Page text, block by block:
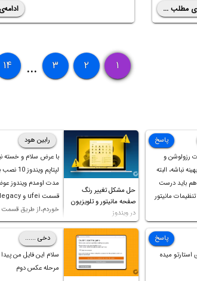
مطلب ...
۱ ۲ ۳ ... ۱۴
رزولوشن و
نباشه، البته
هم باید درست
مانیتور
پاسخ
حل مشکل تغییر رنگ
صفحه مانیتور و تلویزیون
در ویندوز
رابین هود
با عرض سلام و خسته
لپتاپم
مدت اومدم ویندوز
خوردم،از طریق قسمت
پورت هندزفری ،بوت
خوشبختانه ویندوز
کردم،اما متاسفانه
درایورهای
صفحه چه موقع کار
میده
پاسخ
دخی ......
سلام این فایل من پیدا
مرحله عکس دوم